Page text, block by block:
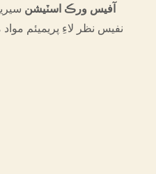
آفيس ورڪ اسٽيشن
نفيس نظر لاءِ پريميئم